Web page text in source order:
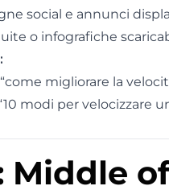
social e annunci
o infografiche
migliorare la
modi per velocizzare
Middle